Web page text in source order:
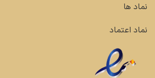
نماد ها
نماد اعتماد